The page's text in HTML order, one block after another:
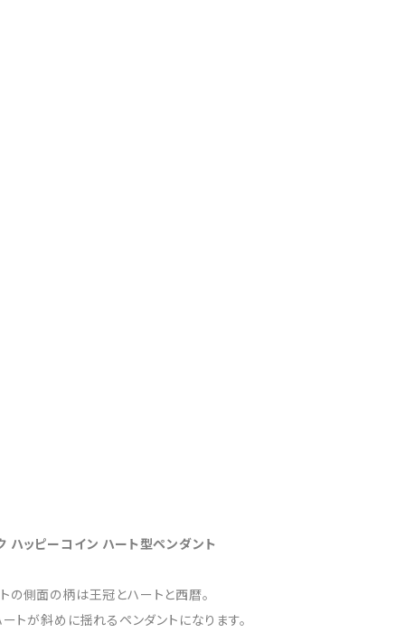
ハッピーコイン ハート型ペンダント
の側面の柄は王冠とハートと西暦。
トが斜めに揺れるペンダントになります。